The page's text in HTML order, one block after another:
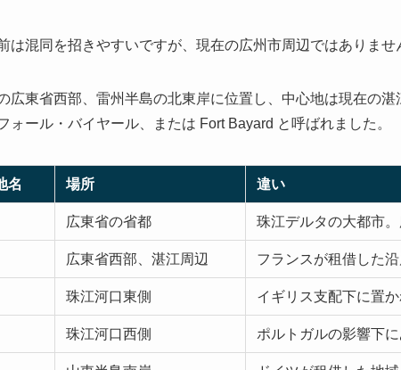
は混同を招きやすいですが、現在の広州市周辺ではありませ
広東省西部、雷州半島の北東岸に位置し、中心地は現在の
ォール・バイヤール、または Fort Bayard と呼ばれました。
名 場所 違い
広東省の省都 珠江デルタの大都市
広東省西部、湛江周辺 フランスが租借した
珠江河口東側 イギリス支配下に置
珠江河口西側 ポルトガルの影響下